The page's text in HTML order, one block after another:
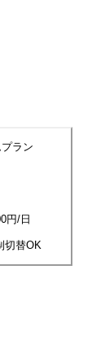
ラン
円/日
切替OK